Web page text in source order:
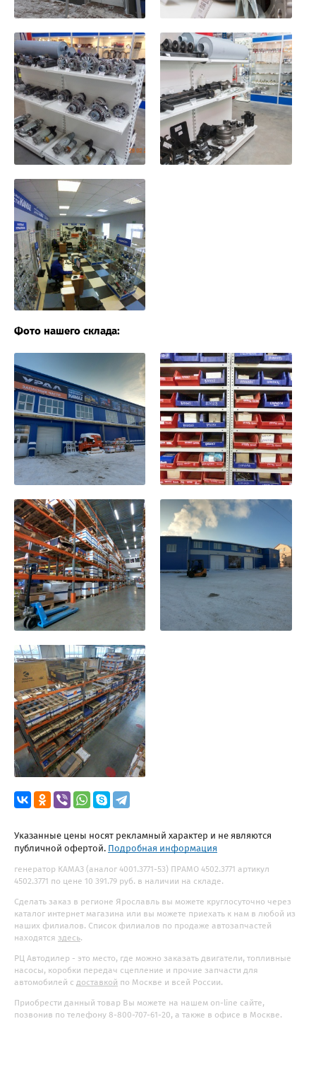
Фото нашего склада:
Указанные цены носят рекламный характер и не являются
публичной офертой. Подробная информация
генератор КАМАЗ (аналог 4001.3771-53) ПРАМО 4502.3771 артикул
4502.3771 по цене 10 391.79 руб. в наличии на складе.
Сделать заказ в регионе Ярославль вы можете круглосуточно через
каталог интернет магазина или вы можете приехать к нам в любой из
наших филиалов. Список филиалов по продаже автозапчастей
находятся здесь.
РЦ Автодилер - это место, где можно заказать двигатели, топливные
насосы, коробки передач сцепление и прочие запчасти для
автомобилей с доставкой по Москве и всей России.
Приобрести данный товар Вы можете на нашем on-line сайте,
позвонив по телефону 8-800-707-61-20, а также в офисе в Москве.